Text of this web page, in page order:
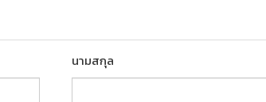
นามสกุล